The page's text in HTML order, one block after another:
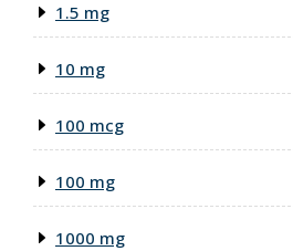
1.5 mg
10 mg
100 mcg
100 mg
1000 mg